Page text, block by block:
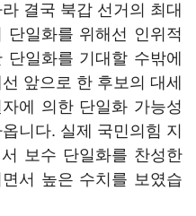
결국 북갑 선거의 최대
단일화를 위해선 인위적
일화를 기대할 수밖에
앞으로 한 후보의 대세
에 의한 단일화 가능성
니다. 실제 국민의힘 지
보수 단일화를 찬성한
서 높은 수치를 보였습